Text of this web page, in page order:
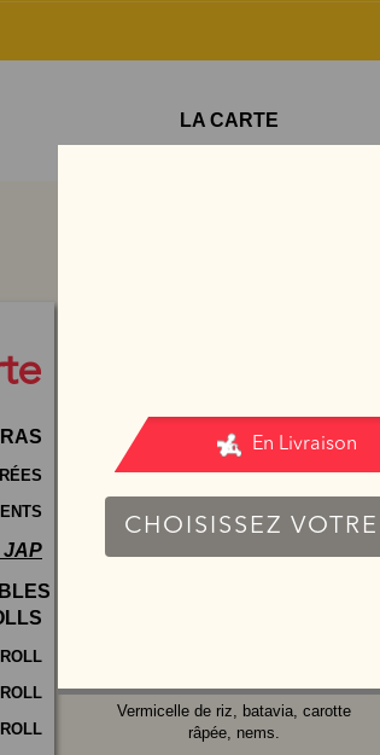
LA CARTE
JAP
Vermicelle de riz, batavia, carotte
râpée, nems.